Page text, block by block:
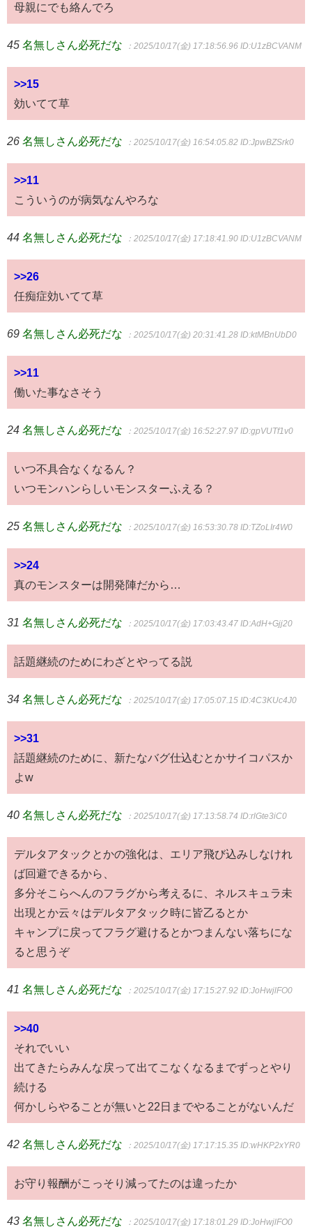
母親にでも絡んでろ
45 名無しさん必死だな ：2025/10/17(金) 17:18:56.96 ID:U1zBCVANM
>>15
効いてて草
26 名無しさん必死だな ：2025/10/17(金) 16:54:05.82 ID:JpwBZSrk0
>>11
こういうのが病気なんやろな
44 名無しさん必死だな ：2025/10/17(金) 17:18:41.90 ID:U1zBCVANM
>>26
任痴症効いてて草
69 名無しさん必死だな ：2025/10/17(金) 20:31:41.28 ID:ktMBnUbD0
>>11
働いた事なさそう
24 名無しさん必死だな ：2025/10/17(金) 16:52:27.97 ID:gpVUTf1v0
いつ不具合なくなるん？
いつモンハンらしいモンスターふえる？
25 名無しさん必死だな ：2025/10/17(金) 16:53:30.78 ID:TZoLIr4W0
>>24
真のモンスターは開発陣だから…
31 名無しさん必死だな ：2025/10/17(金) 17:03:43.47 ID:AdH+Gjj20
話題継続のためにわざとやってる説
34 名無しさん必死だな ：2025/10/17(金) 17:05:07.15 ID:4C3KUc4J0
>>31
話題継続のために、新たなバグ仕込むとかサイコパスか
よw
40 名無しさん必死だな ：2025/10/17(金) 17:13:58.74 ID:rlGte3iC0
デルタアタックとかの強化は、エリア飛び込みしなけれ
ば回避できるから、
多分そこらへんのフラグから考えるに、ネルスキュラ未
出現とか云々はデルタアタック時に皆乙るとか
キャンプに戻ってフラグ避けるとかつまんない落ちにな
ると思うぞ
41 名無しさん必死だな ：2025/10/17(金) 17:15:27.92 ID:JoHwjlFO0
>>40
それでいい
出てきたらみんな戻って出てこなくなるまでずっとやり
続ける
何かしらやることが無いと22日までやることがないんだ
42 名無しさん必死だな ：2025/10/17(金) 17:17:15.35 ID:wHKP2xYR0
お守り報酬がこっそり減ってたのは違ったか
43 名無しさん必死だな ：2025/10/17(金) 17:18:01.29 ID:JoHwjlFO0